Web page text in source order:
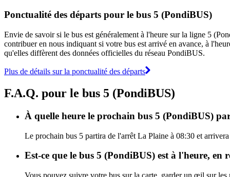
Ponctualité des départs pour le bus 5 (PondiBUS)
Envie de savoir si le bus est généralement à l'heure sur la ligne 5
contribuer en nous indiquant si votre bus est arrivé en avance, à
qu'elles diffèrent des données officielles du réseau PondiBUS.
Plus de détails sur la ponctualité des départs
F.A.Q. pour le bus 5 (PondiBUS)
À quelle heure le prochain bus 5 (PondiBUS)
Le prochain bus 5 partira de l'arrêt La Plaine à 08:30 et
Est-ce que le bus 5 (PondiBUS) est à l'heure, en
Vous pouvez suivre votre bus sur la carte, garder un œil sur